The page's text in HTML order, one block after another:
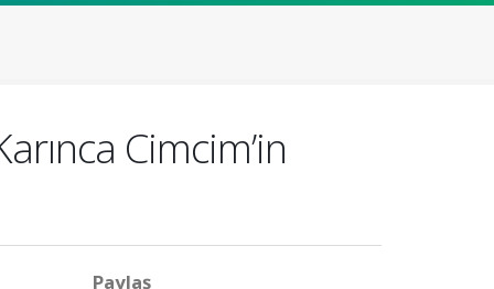
Cimcim’in
Paylaş